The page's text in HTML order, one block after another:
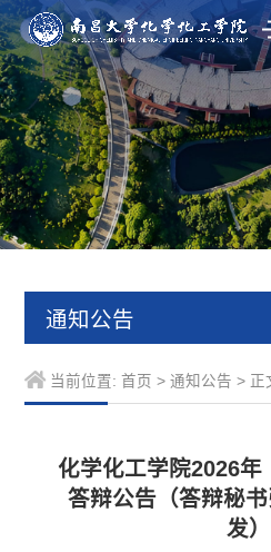
通知公告
当前位置: 首页 > 通知公告 > 正
化学化工学院2026
答辩公告（答辩秘
发）